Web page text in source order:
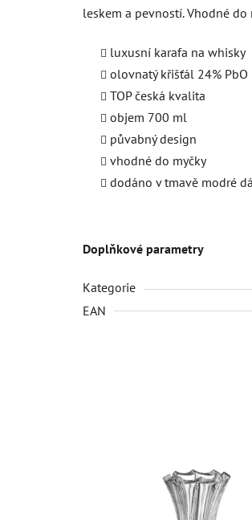
leskem a pevností. Vhodné do
luxusní karafa na whisky
olovnatý křišťál 24% PbO
TOP česká kvalita
objem 700 ml
půvabný design
vhodné do myčky
dodáno v tmavě modré
Doplňkové parametry
Kategorie
EAN